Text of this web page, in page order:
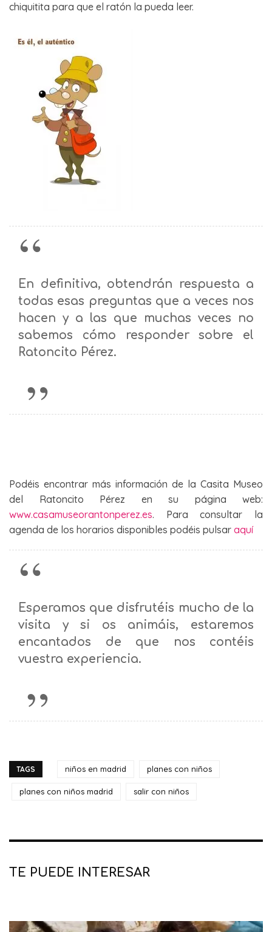
chiquitita para que el ratón la pueda leer.
En definitiva, obtendrán respuesta a
todas esas preguntas que a veces nos
hacen y a las que muchas veces no
sabemos cómo responder sobre el
Ratoncito Pérez.
Podéis encontrar más información de la Casita Museo
del Ratoncito Pérez en su página web:
www.casamuseorantonperez.es. Para consultar la
agenda de los horarios disponibles podéis pulsar aquí
Esperamos que disfrutéis mucho de la
visita y si os animáis, estaremos
encantados de que nos contéis
vuestra experiencia.
TAGS niños en madrid planes con niños
planes con niños madrid salir con niños
TE PUEDE INTERESAR